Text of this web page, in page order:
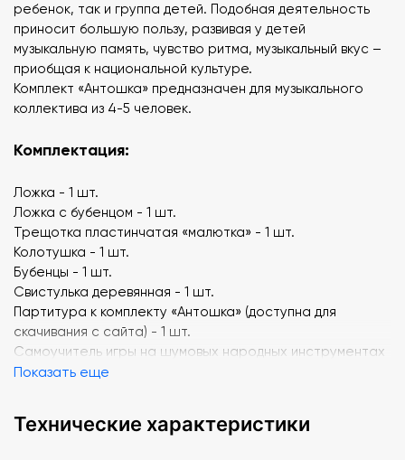
ребенок, так и группа детей. Подобная деятельность
приносит большую пользу, развивая у детей
музыкальную память, чувство ритма, музыкальный вкус –
приобщая к национальной культуре.
Комплект «Антошка» предназначен для музыкального
коллектива из 4-5 человек.
Комплектация:
Ложка - 1 шт.
Ложка с бубенцом - 1 шт.
Трещотка пластинчатая «малютка» - 1 шт.
Колотушка - 1 шт.
Бубенцы - 1 шт.
Свистулька деревянная - 1 шт.
Партитура к комплекту «Антошка» (доступна для
скачивания с сайта) - 1 шт.
Самоучитель игры на шумовых народных инструментах
(доступен для скачивания с сайта по промо-коду) - 1 шт.
Коробка картонная - 1 шт.
Показать еще
Технические характеристики